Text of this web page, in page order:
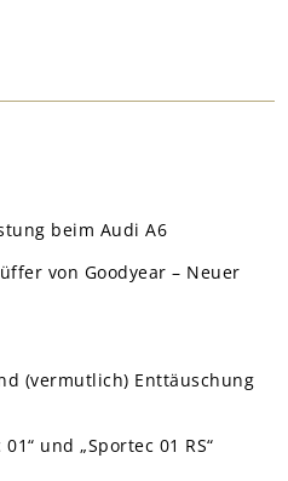
beim Audi A6
von Goodyear – Neuer
(vermutlich) Enttäuschung
und „Sportec 01 RS“